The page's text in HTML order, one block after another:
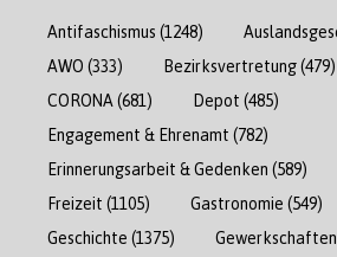
Antifaschismus (1248)
AWO (333) Bezirksvertretung(479)
CORONA (681) Depot (485)
Engagement & Ehrenamt (782)
Erinnerungsarbeit & Gedenken (589)
Freizeit (1105) Gastronomie (549)
Geschichte (1375) Gewerkschaften